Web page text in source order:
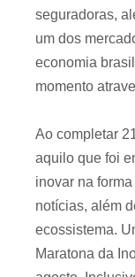
seguradoras,
um dos
economia
momento
Ao completar
aquilo que foi
inovar na
notícias, além
ecossistema.
Maratona da